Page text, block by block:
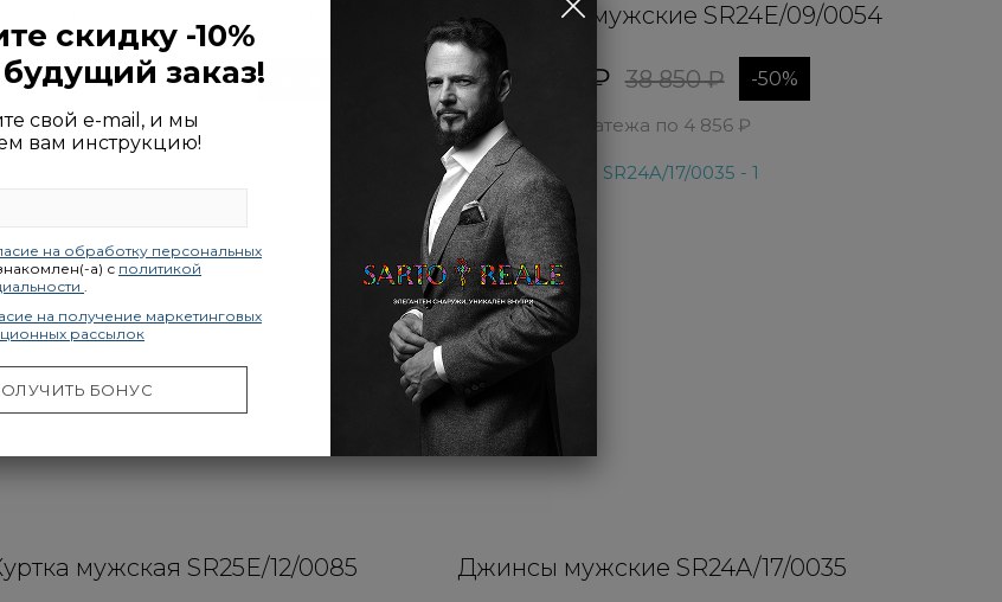
14 100 ₽ 23 500 ₽
4 платежа по 3 525 ₽
Полуботинки мужские SR24E/09/0054
19 425 ₽ 38 850 ₽ -50%
4 платежа по 4 856 ₽
мужская SR25E/12/0085 Джинсы мужские SR24A/17/0035
скидку -10%
заказ!
свой e-mail, и мы
вам инструкцию!
на обработку персональных
а) с политикой
.
на получение маркетинговых
рассылок
БОНУС